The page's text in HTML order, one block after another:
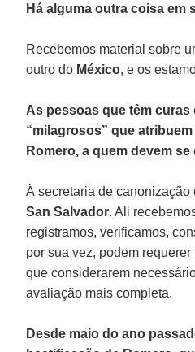
Há alguma outra coisa em
Recebemos material sobre
outro do México, e os
As pessoas que têm curas
“milagrosos” que
Romero, a quem devem
À secretaria de canonização
San Salvador. Ali
registramos, verificamos,
por sua vez, podem
que considerarem
avaliação mais completa.
Desde maio do ano